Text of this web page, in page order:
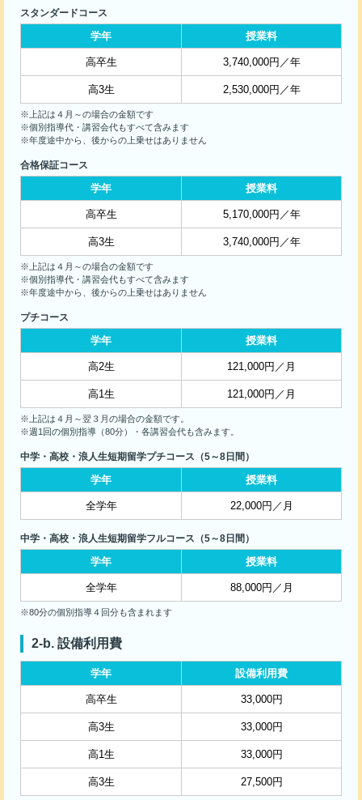
スタンダードコース
学年 授業料
高卒生 3,740,000円／年
高3生 2,530,000円／年
※上記は４月～の場合の金額です
※個別指導代・講習会代もすべて含みます
※年度途中から、後からの上乗せはありません
合格保証コース
学年 授業料
高卒生 5,170,000円／年
高3生 3,740,000円／年
※上記は４月～の場合の金額です
※個別指導代・講習会代もすべて含みます
※年度途中から、後からの上乗せはありません
プチコース
学年 授業料
高2生 121,000円／月
高1生 121,000円／月
※上記は４月～翌３月の場合の金額です。
※週1回の個別指導（80分）・各講習会代も含みます。
中学・高校・浪人生短期留学プチコース（5～8日間）
学年 授業料
全学年 22,000円／月
中学・高校・浪人生短期留学フルコース（5～8日間）
学年 授業料
全学年 88,000円／月
※80分の個別指導４回分も含まれます
設備利用費
学年 設備利用費
高卒生 33,000円
高3生 33,000円
高1生 33,000円
高3生 27,500円